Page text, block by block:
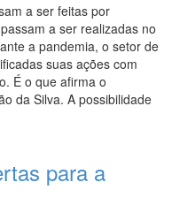
a ser feitas por
a ser realizadas no
a pandemia, o setor de
suas ações com
É o que afirma o
da Silva. A possibilidade
para a